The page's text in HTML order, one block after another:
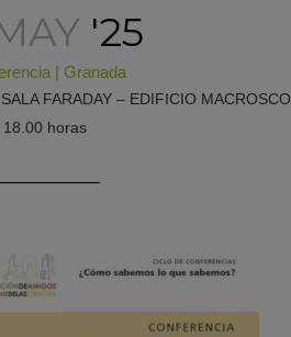
'25
| Granada
FARADAY – EDIFICIO
18.00 horas